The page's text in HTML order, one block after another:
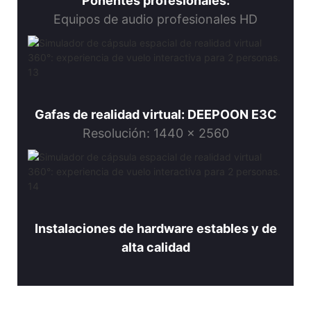
Equipos de audio profesionales HD
Gafas de realidad virtual: DEEPOON E3C
Resolución: 1440 x 2560
Instalaciones de hardware estables y de
alta calidad